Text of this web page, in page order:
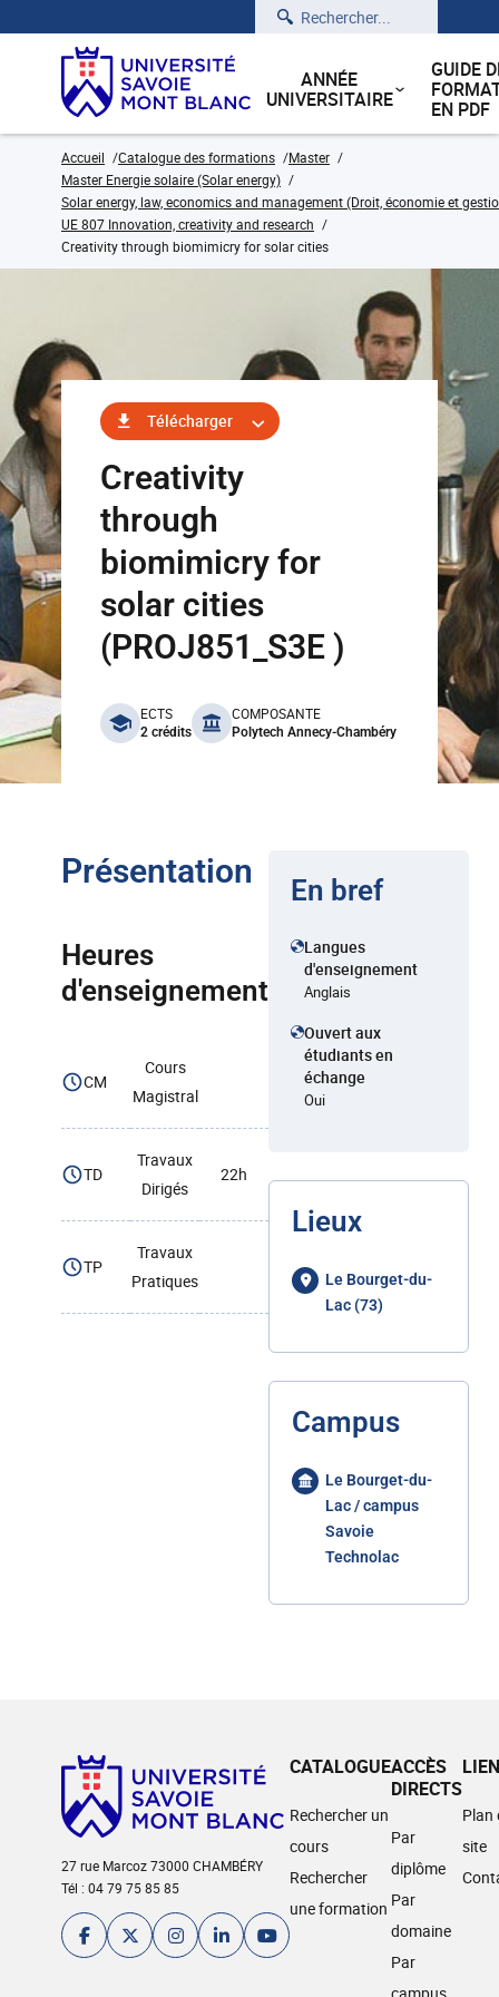
Rechercher
ANNÉE
UNIVERSITAIRE
GUIDE
EN PDF
Accueil Catalogue des formations
Master
Master Energie solaire (Solar energy)
Solar energy, law, economics and management (Droit, économie et
UE 807 Innovation, creativity and research
Creativity through biomimicry for solar cities
Télécharger
Creativity
through
biomimicry for
solar cities
(PROJ851_S3E )
benefits
ECTS
2 crédits
COMPOSANTE
Polytech Annecy-Chambéry
Présentation
Heures
d'enseignement
CM
Cours
Magistral
TD
Travaux
Dirigés
22h
TP
Travaux
Pratiques
En bref
Langues
d'enseignement
Anglais
Ouvert aux
étudiants en
échange
Oui
Lieux
Le Bourget-du-
Lac (73)
Campus
Le Bourget-du-
Lac / campus
Savoie
Technolac
27 rue Marcoz 73000 CHAMBÉRY
Tél : 04 79 75 85 85
CATALOGUE
Rechercher un
cours
Rechercher
une formation
ACCÈS
DIRECTS
Par
diplôme
Par
domaine
Par
Plan
site